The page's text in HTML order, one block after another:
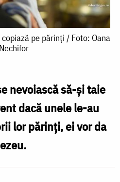
pe părinți / Foto: Oana
Nechifor
nevoiască să-şi taie
dacă unele le-au
lor părinţi, ei vor da